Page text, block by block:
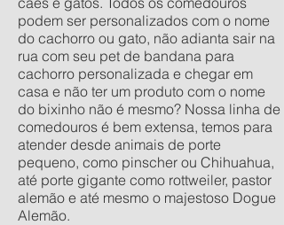
podem ser personalizados com o nome
do cachorro ou gato, não adianta sair na
rua com seu pet de bandana para
cachorro personalizada e chegar em
casa e não ter um produto com o nome
do bixinho não é mesmo? Nossa linha de
comedouros é bem extensa, temos para
atender desde animais de porte
pequeno, como pinscher ou Chihuahua,
até porte gigante como rottweiler, pastor
alemão e até mesmo o majestoso Dogue
Alemão.